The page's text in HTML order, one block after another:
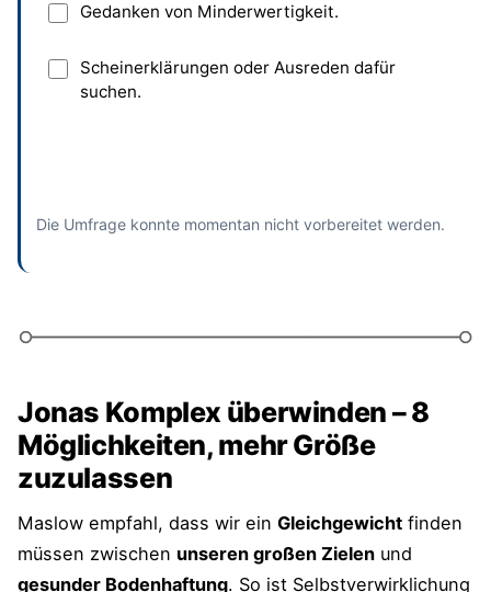
Gedanken von Minderwertigkeit.
Scheinerklärungen oder Ausreden dafür
suchen.
Die Umfrage konnte momentan nicht vorbereitet werden.
Jonas Komplex überwinden – 8
Möglichkeiten, mehr Größe
zuzulassen
Maslow empfahl, dass wir ein Gleichgewicht finden
müssen zwischen unseren großen Zielen und
gesunder Bodenhaftung. So ist Selbstverwirklichung